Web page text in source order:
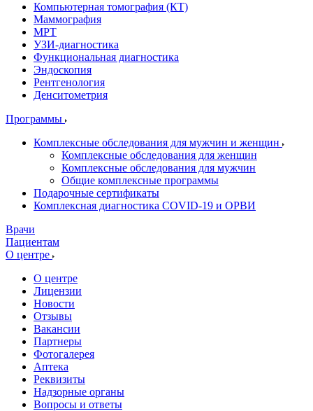
Компьютерная томография (КТ)
Маммография
МРТ
УЗИ-диагностика
Функциональная диагностика
Эндоскопия
Рентгенология
Денситометрия
Программы
Комплексные обследования для мужчин и женщин
Комплексные обследования для женщин
Комплексные обследования для мужчин
Общие комплексные программы
Подарочные сертификаты
Комплексная диагностика COVID-19 и ОРВИ
Врачи
Пациентам
О центре
О центре
Лицензии
Новости
Отзывы
Вакансии
Партнеры
Фотогалерея
Аптека
Реквизиты
Надзорные органы
Вопросы и ответы